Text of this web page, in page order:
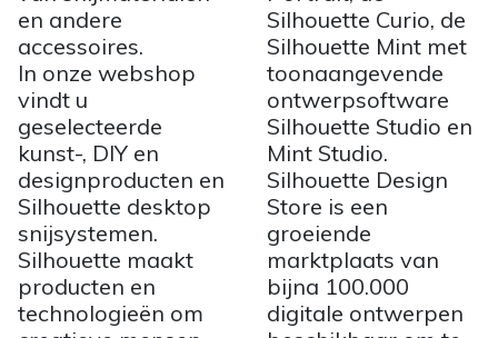
en andere
accessoires.
In onze webshop
vindt u
geselecteerde
kunst-, DIY en
designproducten en
Silhouette desktop
snijsystemen.
Silhouette maakt
producten en
technologieën om
Silhouette Curio, de
Silhouette Mint met
toonaangevende
ontwerpsoftware
Silhouette Studio en
Mint Studio.
Silhouette Design
Store is een
groeiende
marktplaats van
bijna 100.000
digitale ontwerpen